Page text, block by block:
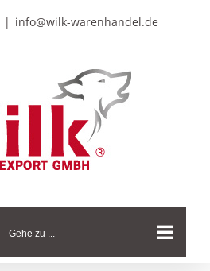
| info@wilk-warenhandel.de
Gehe zu ...